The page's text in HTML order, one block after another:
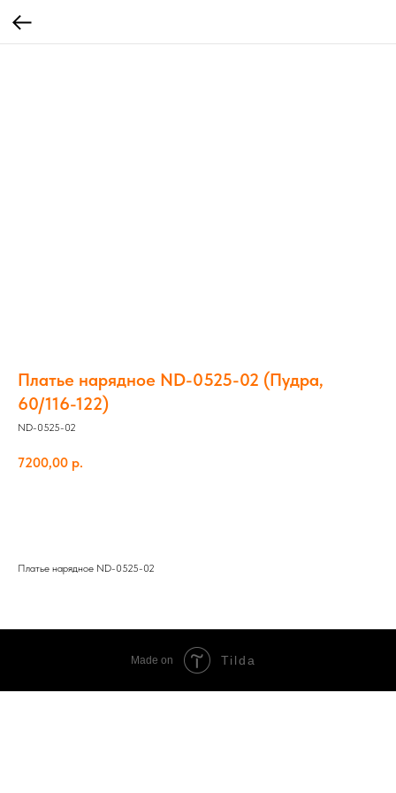
Платье нарядное ND-0525-02 (Пудра,
60/116-122)
ND-0525-02
7200,00 р.
Платье нарядное ND-0525-02
Made on Tilda